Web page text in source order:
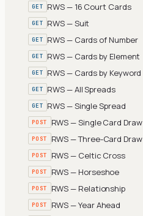
GET RWS — 16 Court Cards
GET RWS — Suit
GET RWS — Cards of Number
GET RWS — Cards by Element
GET RWS — Cards by Keyword
GET RWS — All Spreads
GET RWS — Single Spread
POST RWS — Single Card Draw
POST RWS — Three-Card Draw
POST RWS — Celtic Cross
POST RWS — Horseshoe
POST RWS — Relationship
POST RWS — Year Ahead